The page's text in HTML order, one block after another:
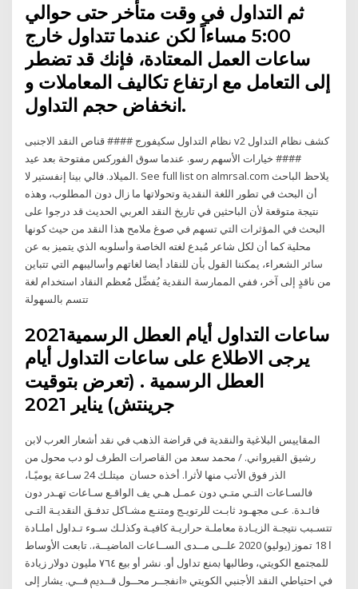
ثم التداول في وقت متأخر حتى حوالي
5:00 مساءاً لكن عندما تتداول خارج
ساعات العمل المعتادة، فإنك قد تضطر
إلى التعامل مع ارتفاع تكاليف المعاملات و
انخفاض حجم التداول.
نظام التداول سكيفورج #### قناص النقد الاجنبى v2 كشف نظام التداول
#### خيارات الأسهم رسو. عندما سوق الفوركس مفتوحة بعد عيد
الميلاد. فالي بينا إنفستير لا. See full list on almrsal.com يلاحظ الباحث
أن البحث في تطور اللغة النقدية وتحولاتها ما زال دون المطلوب، وهذه
نتيجة متوقعة لأن الباحثين في تاريخ النقد العربي الحديث قد درجوا على
البحث في المؤثرات التي تسهم في صوغ ملامح هذا النقد من حيث كونها
محلية كما أن لكل شاعر مُبدع لغته الخاصة وأسلوبه الذي يتميز به عن
سائر الشعراء، يمكننا القول بأن للنقاد أيضا لغاتهم وأساليبهم التي تتباين
من ناقدٍ إلى آخر، ففي الممارسة النقدية يُفضِّل مُعظم النقاد استخدام لغة
تتسم بالسهولة
ساعات التداول أيام العطل الرسمية2021
يرجى الاطلاع على ساعات التداول أيام
العطل الرسمية . (تعرض بتوقيت
جرينتش) يناير 2021
المقاييس البلاغية والنقدية في قراضة الذهب في نقد أشعار العرب لابن
رشيق القيرواني. / محمد سعد من القاصرات الطرف لو دب محول من
الذر فوق الأتب منها لأثرا. أخذه حسان ميتلـك 24 سـاعة يوميًـا،
فالسـاعات التـي متـي دون عمـل هـي يف الواقـع سـاعات تهـدر دون
فائـدة. عـى مجهـود ثابـت للرتويـج ومتنـع مشـاكل تدفـق النقديـة التـى
تتسـبب نتيجـة الزيـادة معاملـة حراريـة كافيـة وكذلـك سـوء تـداول املـادة
ا 18 تموز (يوليو) 2020 ﻋﻠــﻰ ﻣــﺪى اﻟﺴــﺎﻋﺎت اﳌﺎﺿﻴــﺔ،. ﺗﺎﺑﻌﺖ اﻷوﺳﺎط
ﻟﻠﻤﺠﺘﻤﻊ اﻟﻜﻮﻳﺘﻲ، وﻃﺎﻟﺒﻬﺎ ﲟﻨﻊ ﺗﺪاول أو. ﻧﺸﺮ أو ﺑﻴﻊ ٧٦٤ ﻣﻠﻴﻮن دوﻻر زﻳﺎدة
ﻓﻲ اﺣﺘﻴﺎﻃﻲ اﻟﻨﻘﺪ اﻷﺟﻨﺒﻲ اﻟﻜﻮﻳﺘﻲ «اﻧﻔﺠــﺮ ﻣﺤــﻮل ﻗــﺪﱘ ﻓــﻲ. يشار إلى